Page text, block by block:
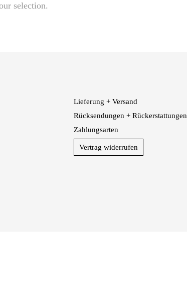
selection.
Lieferung + Versand
Rücksendungen + Rückerstattungen
Zahlungsarten
Vertrag widerrufen